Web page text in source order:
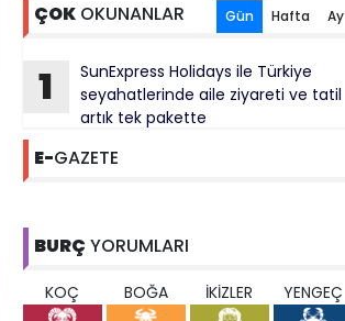
ÇOKOKUNANLAR Gün Hafta Ay
1
SunExpress Holidays ile Türkiye
seyahatlerinde aile ziyareti ve tatil
artık tek pakette
E-GAZETE
BURÇ YORUMLARI
KOÇ BOĞA İKİZLER YENGEÇ